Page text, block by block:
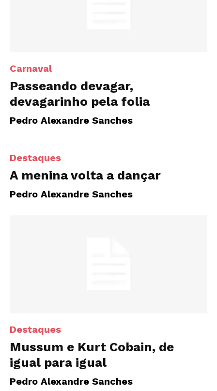
Carnaval
Passeando devagar,
devagarinho pela folia
Pedro Alexandre Sanches
Destaques
A menina volta a dançar
Pedro Alexandre Sanches
Destaques
Mussum e Kurt Cobain, de
igual para igual
Pedro Alexandre Sanches